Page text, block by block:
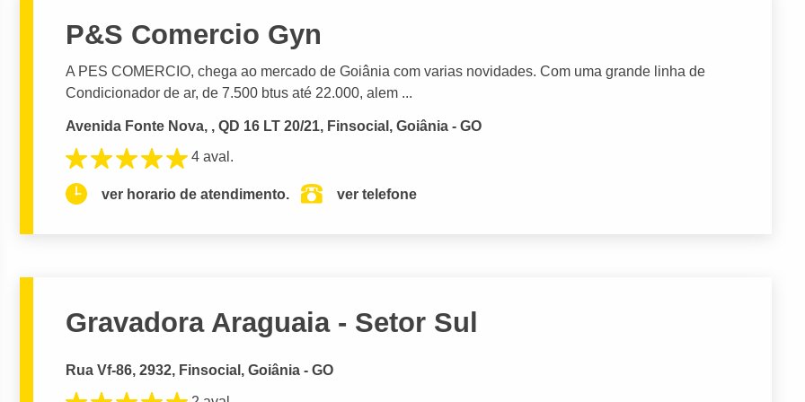
P&S Comercio Gyn
A PES COMERCIO, chega ao mercado de Goiânia com varias novidades. Com uma grande linha de
Condicionador de ar, de 7.500 btus até 22.000, alem ...
Avenida Fonte Nova, , QD 16 LT 20/21, Finsocial, Goiânia - GO
4 aval.
ver horario de atendimento. ver telefone
Gravadora Araguaia - Setor Sul
Rua Vf-86, 2932, Finsocial, Goiânia - GO